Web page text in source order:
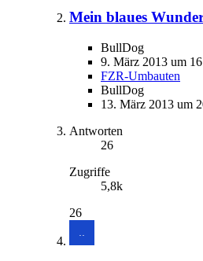
Mein blaues
BullDog
9. März 2013 um
FZR-Umbauten
BullDog
13. März 2013 um
Antworten
26
Zugriffe
5,8k
26